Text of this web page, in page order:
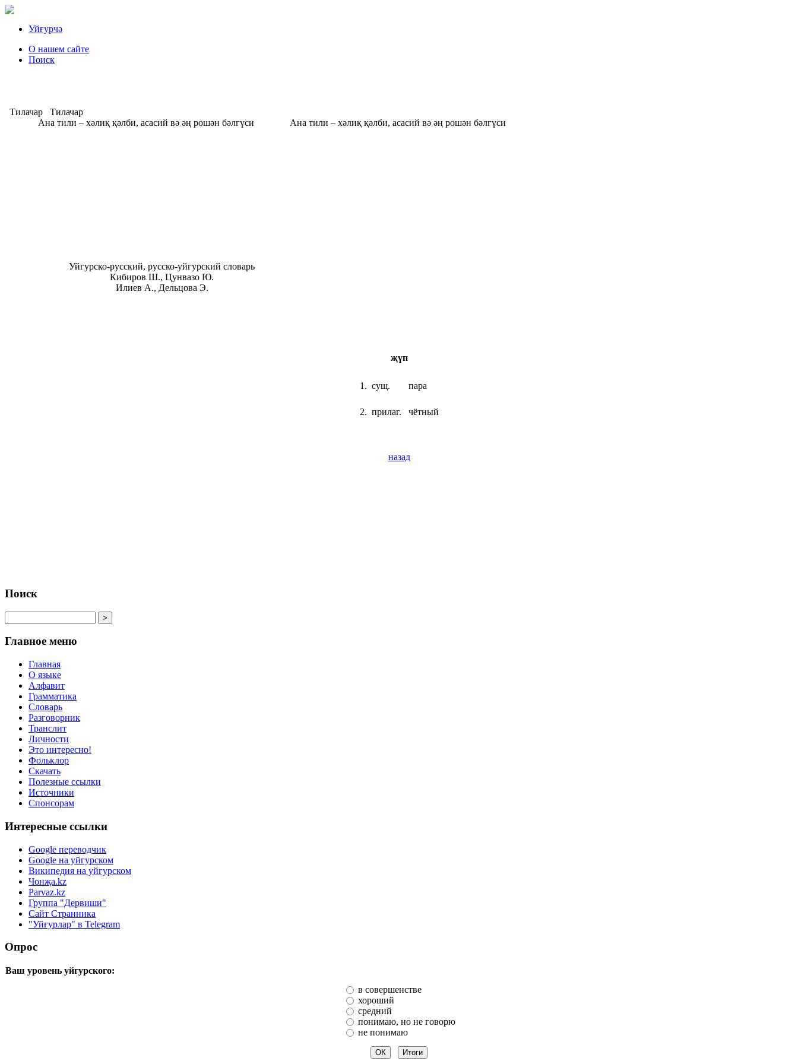
Уйғурчә
О нашем сайте
Поиск
Тилачар
Тилачар
Ана тили – хәлиқ қәлби, асасий вә әң рошән бәлгүси
Ана тили – хәлиқ қәлби, асасий вә әң рошән бәлгүси
Уйгурско-русский, русско-уйгурский словарь
Кибиров Ш., Цунвазо Ю.
Илиев А., Дельцова Э.
җүп
1. сущ. пара
2. прилаг. чётный
назад
Поиск
Главное меню
Главная
О языке
Алфавит
Грамматика
Словарь
Разговорник
Транслит
Личности
Это интересно!
Фольклор
Скачать
Полезные ссылки
Источники
Спонсорам
Интересные ссылки
Google переводчик
Google на уйгурском
Википедия на уйгурском
Чонҗа.kz
Parvaz.kz
Группа "Дервиши"
Сайт Странника
"Уйғурлар" в Telegram
Опрос
Ваш уровень уйгурского:
в совершенстве
хороший
средний
понимаю, но не говорю
не понимаю